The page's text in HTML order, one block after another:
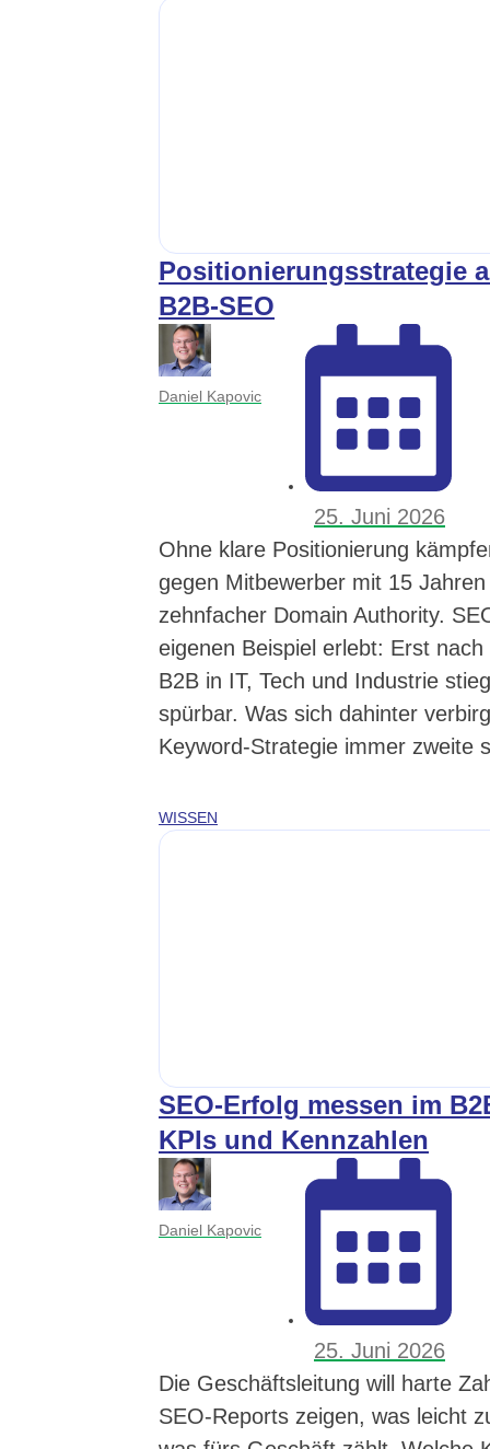
Positionierungsstrategie
B2B-SEO
Daniel Kapovic
25. Juni 2026
Ohne klare Positionierung
gegen Mitbewerber mit 15
zehnfacher Domain Authority.
eigenen Beispiel erlebt: Erst
B2B in IT, Tech und Industrie
spürbar. Was sich dahinter
Keyword-Strategie immer zweite
WISSEN
SEO-Erfolg messen im
KPIs und Kennzahlen
Daniel Kapovic
25. Juni 2026
Die Geschäftsleitung will harte
SEO-Reports zeigen, was leicht